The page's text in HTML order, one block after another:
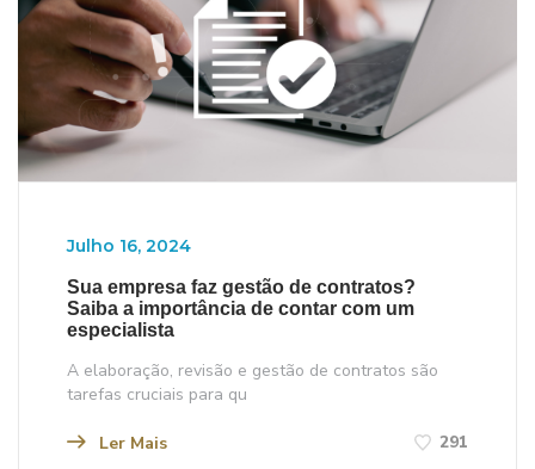
Julho 16, 2024
Sua empresa faz gestão de contratos?
Saiba a importância de contar com um
especialista
A elaboração, revisão e gestão de contratos são
tarefas cruciais para qu
Ler Mais 291